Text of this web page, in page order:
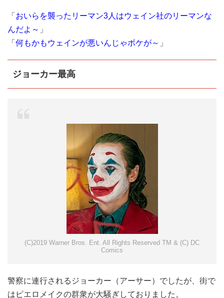
「 おいらを襲ったリーマン3人はウェイン社のリーマンな
んだよ～ 」
「 何もかもウェインが悪いんじゃボケが～ 」
ジョーカー最高
(C)2019 Warner Bros. Ent. All Rights Reserved TM & (C) DC
Comics
警察に連行されるジョーカー（アーサー）でしたが、街で
はピエロメイクの群衆が大騒ぎしておりました。